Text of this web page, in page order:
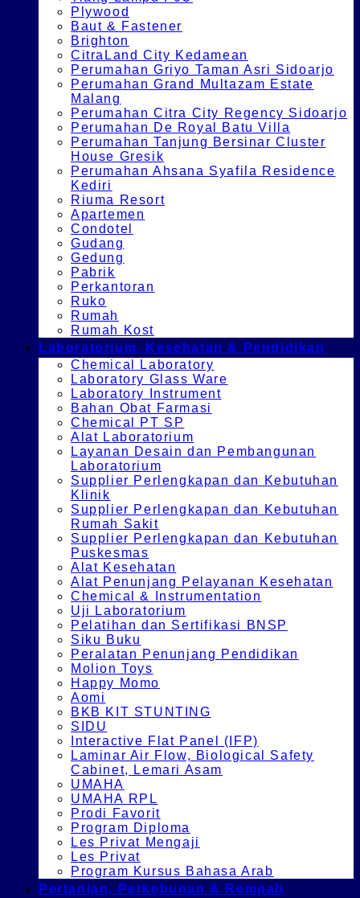
Plywood
Baut & Fastener
Brighton
CitraLand City Kedamean
Perumahan Griyo Taman Asri Sidoarjo
Perumahan Grand Multazam Estate
Malang
Perumahan Citra City Regency Sidoarjo
Perumahan De Royal Batu Villa
Perumahan Tanjung Bersinar Cluster
House Gresik
Perumahan Ahsana Syafila Residence
Kediri
Riuma Resort
Apartemen
Condotel
Gudang
Gedung
Pabrik
Perkantoran
Ruko
Rumah
Rumah Kost
Laboratorium, Kesehatan & Pendidikan
Chemical Laboratory
Laboratory Glass Ware
Laboratory Instrument
Bahan Obat Farmasi
Chemical PT SP
Alat Laboratorium
Layanan Desain dan Pembangunan
Laboratorium
Supplier Perlengkapan dan Kebutuhan
Klinik
Supplier Perlengkapan dan Kebutuhan
Rumah Sakit
Supplier Perlengkapan dan Kebutuhan
Puskesmas
Alat Kesehatan
Alat Penunjang Pelayanan Kesehatan
Chemical & Instrumentation
Uji Laboratorium
Pelatihan dan Sertifikasi BNSP
Siku Buku
Peralatan Penunjang Pendidikan
Molion Toys
Happy Momo
Aomi
BKB KIT STUNTING
SIDU
Interactive Flat Panel (IFP)
Laminar Air Flow, Biological Safety
Cabinet, Lemari Asam
UMAHA
UMAHA RPL
Prodi Favorit
Program Diploma
Les Privat Mengaji
Les Privat
Program Kursus Bahasa Arab
Pertanian, Perkebunan & Rempah